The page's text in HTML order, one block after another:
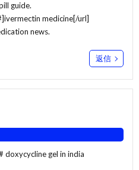
guide.
medicine[/url]
news.
返信
doxycycline gel in india